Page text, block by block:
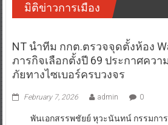
มิติข่าวการเมือง
NT นำทีม กกต.ตรวจจุดตั้งห้อง
ภารกิจเลือกตั้งปี 69 ประกาศควา
ภัยทางไซเบอร์ครบวงจร
February 7, 2026 admin 0
พันเอกสรรพชัยย์ หุวะนันทน์ กรรมการ